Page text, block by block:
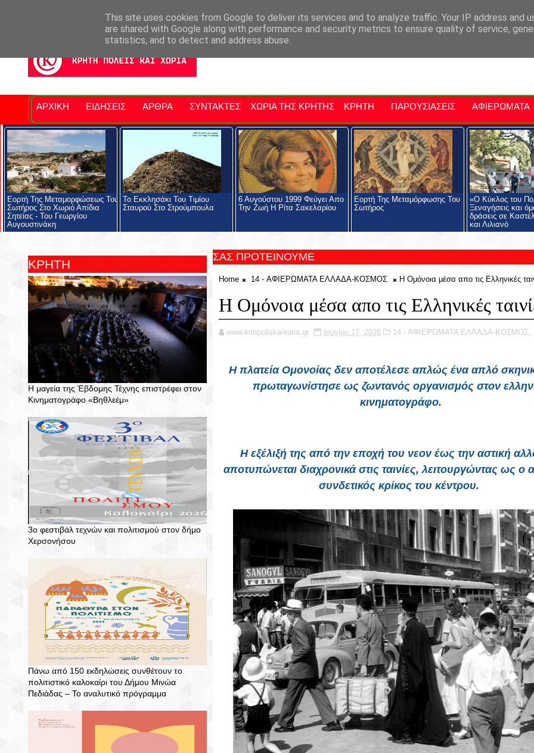
Νομός Λασιθίου Αγαπάμε Ρέθυμνο Επαρχία Μαλεβιζίου Εκδηλώσεις Στην Κρήτη Kriti Traveller
ΑΡΧΙΚΗ ΕΙΔΗΣΕΙΣ ΑΡΘΡΑ ΣΥΝΤΑΚΤΕΣ ΧΩΡΙΑ ΤΗΣ ΚΡΗΤΗΣ ΚΡΗΤΗ ΠΑΡΟΥΣΙΑΣΕΙΣ ΑΦΙΕΡΩΜΑΤΑ
Εορτή Της Μεταμορφώσεως Του
Σωτήρος Στο Χωριό Απίδια
Σητείας - Του Γεωργίου
Αυγουστινάκη
Το Εκκλησάκι Του Τιμίου
Σταυρού Στο Στρούμπουλα
6 Αυγούστου 1999 Φεύγει Απο
Την Ζωή Η Ρίτα Σακελαρίου
Eορτή Της Μεταμόρφωσης Του
Σωτήρος
«Ο Κύκλος του
Ξεναγήσεις και
δράσεις σε
και Λιλιανό
ΚΡΗΤΗ
Η μαγεία της Έβδομης Τέχνης επιστρέφει στον
Κινηματογράφο «Βηθλεέμ»
3ο φεστιβάλ τεχνών και πολιτισμού στον δήμο
Χερσονήσου
Πάνω από 150 εκδηλώσεις συνθέτουν το
πολιτιστικό καλοκαίρι του Δήμου Μινώα
Πεδιάδας – To αναλυτικό πρόγραμμα
ΣΑΣ ΠΡΟΤΕΙΝΟΥΜΕ
Home 14 - ΑΦΙΕΡΩΜΑΤΑ ΕΛΛΑΔΑ-ΚΟΣΜΟΣ Η Ομόνοια μέσα απο τις Ελληνικές
Η Ομόνοια μέσα απο τις Ελληνικές
www.kritipoliskaixoria.gr Ιουνίου 17, 2026 14 - ΑΦΙΕΡΩΜΑΤΑ ΕΛΛΑΔΑ-ΚΟΣΜΟΣ,
Η πλατεία Ομονοίας δεν αποτέλεσε απλώς ένα απλό
πρωταγωνίστησε ως ζωντανός οργανισμός στον
κινηματογράφο.
Η εξέλιξή της από την εποχή του νεον έως την αστική
αποτυπώνεται διαχρονικά στις ταινίες, λειτουργώντας ως ο
συνδετικός κρίκος του κέντρου.
This site uses cookies from Google to deliver its services and to analyze traffic. Your IP address and
are shared with Google along with performance and security metrics to ensure quality of service,
statistics, and to detect and address abuse.